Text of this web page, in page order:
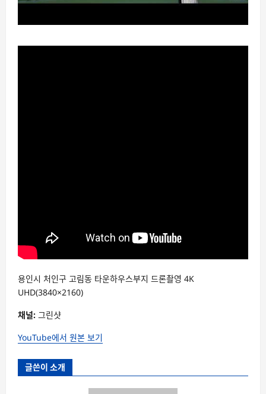
용인시 처인구 고림동 타운하우스부지 드론촬영 4K
UHD(3840×2160)
채널: 그린샷
YouTube에서 원본 보기
글쓴이 소개